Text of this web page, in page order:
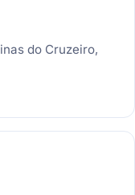
do Cruzeiro,